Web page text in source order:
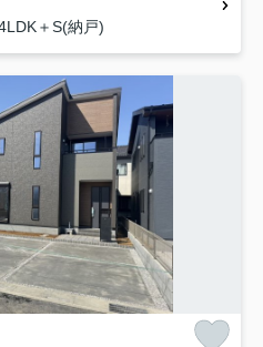
＋S(納戸)